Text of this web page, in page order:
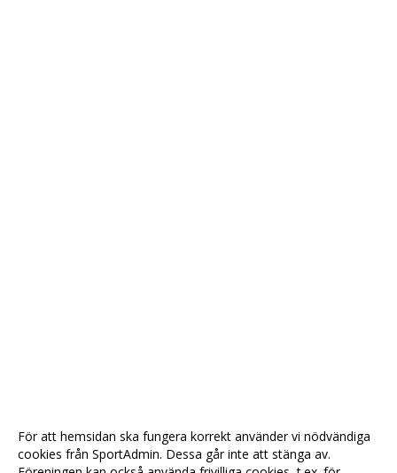
För att hemsidan ska fungera korrekt använder vi nödvändiga
cookies från SportAdmin. Dessa går inte att stänga av.